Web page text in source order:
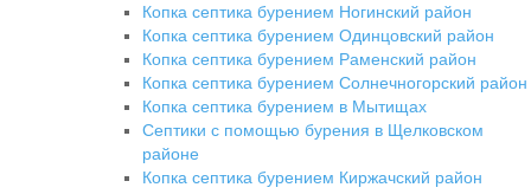
Копка септика бурением Ногинский район
Копка септика бурением Одинцовский район
Копка септика бурением Раменский район
Копка септика бурением Солнечногорский район
Копка септика бурением в Мытищах
Септики с помощью бурения в Щелковском
районе
Копка септика бурением Киржачский район